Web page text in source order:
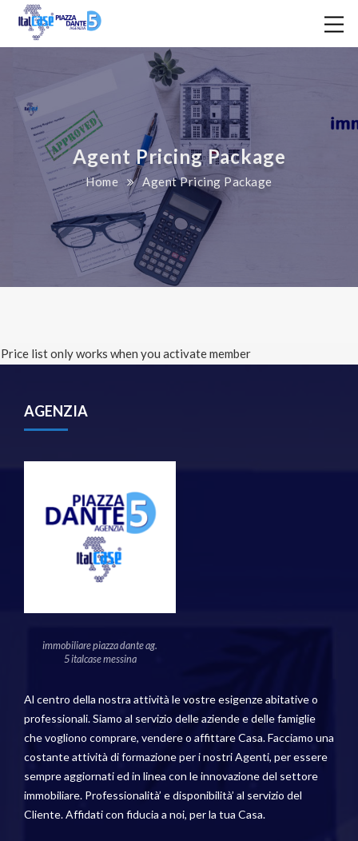
Agent Pricing Package
Home Agent Pricing Package
Price list only works when you activate member
AGENZIA
immobiliare piazza dante ag.
5 italcase messina
Al centro della nostra attività le vostre esigenze abitative o
professionali. Siamo al servizio delle aziende e delle famiglie
che vogliono comprare, vendere o affittare Casa. Facciamo una
costante attività di formazione per i nostri Agenti, per essere
sempre aggiornati ed in linea con le innovazione del settore
immobiliare. Professionalità’ e disponibilità’ al servizio del
Cliente. Affidati con fiducia a noi, per la tua Casa.